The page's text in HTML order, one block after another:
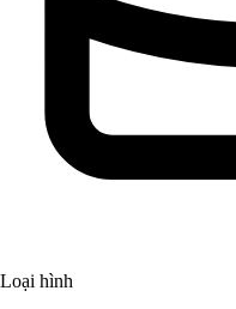
Loại hình